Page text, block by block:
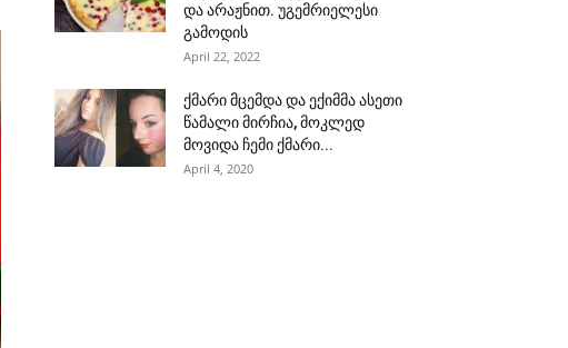
და არაჟნით. უგემრიელესი
გამოდის
April 22, 2022
ქმარი მცემდა და ექიმმა ასეთი
წამალი მირჩია, მოკლედ
მოვიდა ჩემი ქმარი...
April 4, 2020